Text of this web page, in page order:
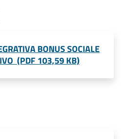
BONUS SOCIALE
(PDF 103,59 KB)